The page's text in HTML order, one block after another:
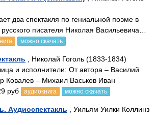
два спектакля по гениальной поэме в
русского писателя Николая Васильевича…
можно скачать
, Николай Гоголь (1833-1834)
и исполнители: От автора – Василий
Ковалев – Михаил Васьков Иван
руб
аудиокнига можно скачать
Аудиоспектакль , Уильям Уилки Коллинз